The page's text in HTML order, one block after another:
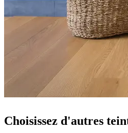
Choisissez d'autres